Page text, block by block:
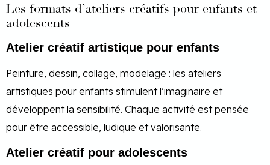
Les formats d’ateliers créatifs pour enfants et
adolescents
Atelier créatif artistique pour enfants
Peinture, dessin, collage, modelage : les ateliers
artistiques pour enfants stimulent l’imaginaire et
développent la sensibilité. Chaque activité est pensée
pour être accessible, ludique et valorisante.
Atelier créatif pour adolescents